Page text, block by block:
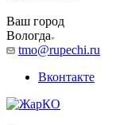
Ваш город
Вологда
tmo@rupechi.ru
Вконтакте